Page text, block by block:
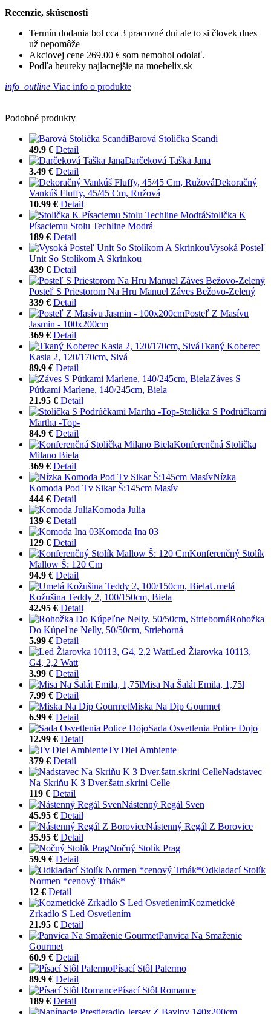
Recenzie, skúsenosti
Termín dodania bol cca 3 pracovné dni ale to si človek dnes
už nepomôže
Akciovej cene 269.00 € som nemohol odolať.
Podľa heureky najlacnejšie na moebelix.sk
info_outline Viac info o produkte
Podobné produkty
Barová Stolička Scandi
49.9 € Detail
Darčeková Taška Jana
3.49 € Detail
Dekoračný
Vankúš Fluffy, 45/45 Cm, Ružová
10.99 € Detail
Stolička K
Písaciemu Stolu Techline Modrá
189 € Detail
Vysoká Posteľ
Unit So Stolíkom A Skrinkou
439 € Detail
Posteľ S Priestorom Na Hru Manuel Záves Bežovo-Zelený
339 € Detail
Posteľ Z Masívu
Jasmin - 100x200cm
369 € Detail
Tkaný Koberec
Kasia 2, 120/170cm, Sivá
89.9 € Detail
Záves S
Pútkami Marlene, 140/245cm, Biela
21.95 € Detail
Stolička S Podrúčkami
Martha -Top-
84.9 € Detail
Konferenčná Stolička
Milano Biela
369 € Detail
Nízka
Komoda Pod Tv Sikar Š:145cm Masív
444 € Detail
Komoda Julia
139 € Detail
Komoda Ina 03
129 € Detail
Konferenčný Stolík
Mallow Š: 120 Cm
94.9 € Detail
Umelá
Kožušina Teddy 2, 100/150cm, Biela
42.95 € Detail
Rohožka
Do Kúpeľne Nelly, 50/50cm, Strieborná
5.99 € Detail
Led Žiarovka 10113,
G4, 2,2 Watt
3.99 € Detail
Misa Na Šalát Emila, 1,75l
7.99 € Detail
Miska Na Dip Gourmet
6.99 € Detail
Sada Osvetlenia Police Dojo
12.99 € Detail
Tv Diel Ambiente
379 € Detail
Nadstavec
Na Skriňu K 3 Dver.šatn.skrini Celle
119 € Detail
Nástenný Regál Sven
45.95 € Detail
Nástenný Regál Z Borovice
35.95 € Detail
Nočný Stolík Prag
59.9 € Detail
Odkladací Stolík
Normen *cenový Trhák*
12 € Detail
Kozmetické
Zrkadlo S Led Osvetlením
21.95 € Detail
Panvica Na Smaženie
Gourmet
60.9 € Detail
Písací Stôl Palermo
89.9 € Detail
Písací Stôl Romance
189 € Detail